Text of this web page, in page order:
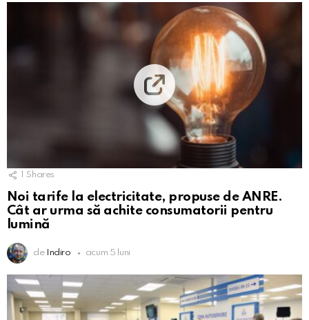
1 Shares
Noi tarife la electricitate, propuse de ANRE.
Cât ar urma să achite consumatorii pentru
lumină
de Indiro acum 5 luni